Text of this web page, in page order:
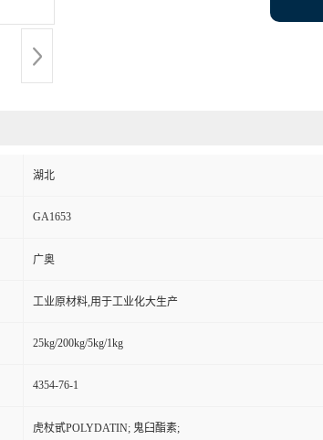
湖北
GA1653
广奥
工业原材料,用于工业化大生产
25kg/200kg/5kg/1kg
4354-76-1
虎杖甙POLYDATIN; 鬼臼酯素;